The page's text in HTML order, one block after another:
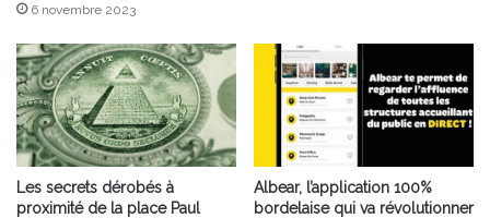
6 novembre 2023
Les secrets dérobés à
proximité de la place Paul
Albear, l’application 100%
bordelaise qui va révolutionner